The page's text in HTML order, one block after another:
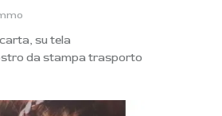
su tela
da stampa trasporto